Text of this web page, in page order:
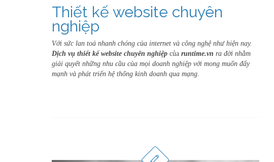
Thiết kế website chuyên
nghiệp
Với sức lan toả nhanh chóng của internet và công nghệ như hiện nay.
Dịch vụ thiết kế website chuyên nghiệp của runtime.vn ra đời nhằm
giải quyết những nhu cầu của mọi doanh nghiệp với mong muốn đẩy
mạnh và phát triển hệ thống kinh doanh qua mạng.